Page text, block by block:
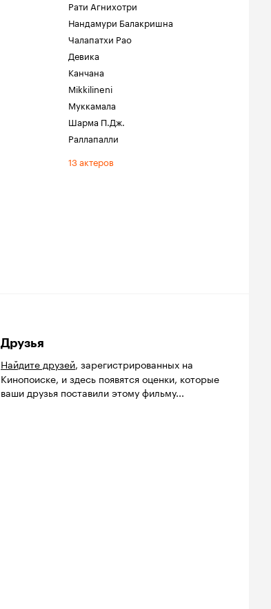
Рати Агнихотри
Нандамури Балакришна
Чалапатхи Рао
Девика
Канчана
Mikkilineni
Муккамала
Шарма П.Дж.
Раллапалли
13 актеров
Друзья
Найдите друзей, зарегистрированных на
Кинопоиске, и здесь появятся оценки, которые
ваши друзья поставили этому фильму...